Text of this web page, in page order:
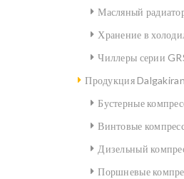
Масляный
Хранение в
Чиллеры серии
Продукция Dalgakiran
Бустерные
Винтовые
Дизельный
Поршневые